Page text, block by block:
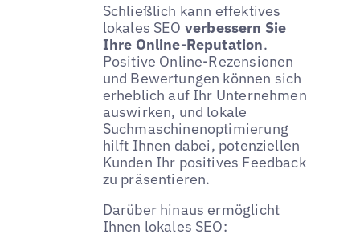
Schließlich kann effektives
lokales SEO verbessern Sie
Ihre Online-Reputation.
Positive Online-Rezensionen
und Bewertungen können sich
erheblich auf Ihr Unternehmen
auswirken, und lokale
Suchmaschinenoptimierung
hilft Ihnen dabei, potenziellen
Kunden Ihr positives Feedback
zu präsentieren.
Darüber hinaus ermöglicht
Ihnen lokales SEO: